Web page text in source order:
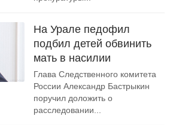
На Урале педофил
подбил детей обвинить
мать в насилии
Глава Следственного комитета
России Александр Бастрыкин
поручил доложить о
расследовании...